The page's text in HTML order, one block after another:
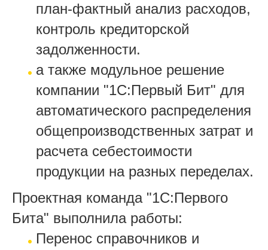
план-фактный анализ расходов,
контроль кредиторской
задолженности.
а также модульное решение
компании "1С:Первый Бит" для
автоматического распределения
общепроизводственных затрат и
расчета себестоимости
продукции на разных переделах.
Проектная команда "1С:Первого
Бита" выполнила работы:
Перенос справочников и